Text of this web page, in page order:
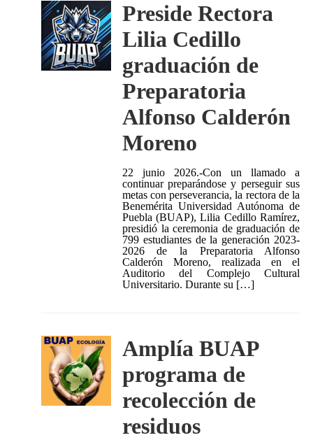
Preside Rectora
Lilia Cedillo
graduación de
Preparatoria
Alfonso Calderón
Moreno
22 junio 2026.-Con un llamado a
continuar preparándose y perseguir sus
metas con perseverancia, la rectora de la
Benemérita Universidad Autónoma de
Puebla (BUAP), Lilia Cedillo Ramírez,
presidió la ceremonia de graduación de
799 estudiantes de la generación 2023-
2026 de la Preparatoria Alfonso
Calderón Moreno, realizada en el
Auditorio del Complejo Cultural
Universitario. Durante su […]
Amplía BUAP
programa de
recolección de
residuos